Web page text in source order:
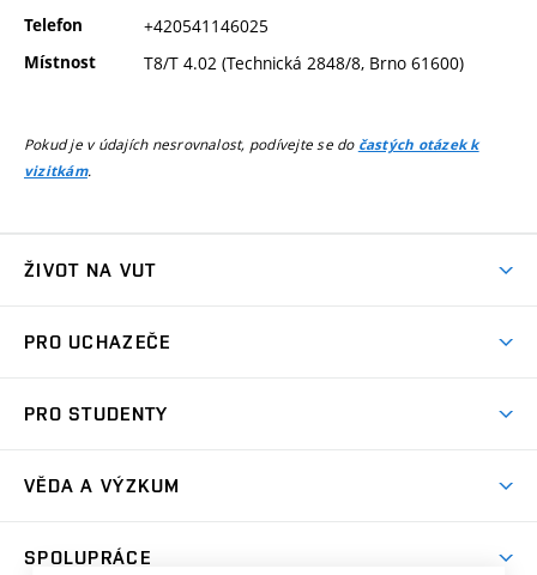
Telefon +420541146025
Místnost T8/T 4.02 (Technická 2848/8, Brno 61600)
Pokud je v údajích nesrovnalost, podívejte se do častých otázek k
vizitkám.
ŽIVOT NA VUT
Koleje
Sport na VUT
PRO UCHAZEČE
Dny otevřených dveří
Celoživotní vzdělávání
PRO STUDENTY
Harmonogram akademického roku
Zpracování osobních údajů studentů
Sociální bezpečí
VĚDA A VÝZKUM
SPOLUPRÁCE